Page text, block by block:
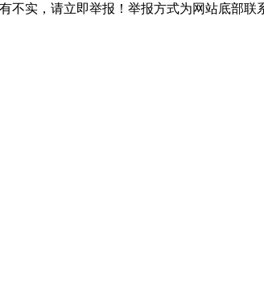
不实，请立即举报！举报方式为网站底部联